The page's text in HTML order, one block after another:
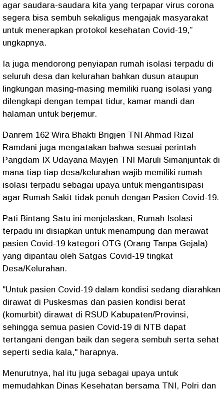
agar saudara-saudara kita yang terpapar virus corona
segera bisa sembuh sekaligus mengajak masyarakat
untuk menerapkan protokol kesehatan Covid-19,”
ungkapnya.
Ia juga mendorong penyiapan rumah isolasi terpadu di
seluruh desa dan kelurahan bahkan dusun ataupun
lingkungan masing-masing memiliki ruang isolasi yang
dilengkapi dengan tempat tidur, kamar mandi dan
halaman untuk berjemur.
Danrem 162 Wira Bhakti Brigjen TNI Ahmad Rizal
Ramdani juga mengatakan bahwa sesuai perintah
Pangdam IX Udayana Mayjen TNI Maruli Simanjuntak di
mana tiap tiap desa/kelurahan wajib memiliki rumah
isolasi terpadu sebagai upaya untuk mengantisipasi
agar Rumah Sakit tidak penuh dengan Pasien Covid-19.
Pati Bintang Satu ini menjelaskan, Rumah Isolasi
terpadu ini disiapkan untuk menampung dan merawat
pasien Covid-19 kategori OTG (Orang Tanpa Gejala)
yang dipantau oleh Satgas Covid-19 tingkat
Desa/Kelurahan.
"Untuk pasien Covid-19 dalam kondisi sedang diarahkan
dirawat di Puskesmas dan pasien kondisi berat
(komurbit) dirawat di RSUD Kabupaten/Provinsi,
sehingga semua pasien Covid-19 di NTB dapat
tertangani dengan baik dan segera sembuh serta sehat
seperti sedia kala," harapnya.
Menurutnya, hal itu juga sebagai upaya untuk
memudahkan Dinas Kesehatan bersama TNI, Polri dan